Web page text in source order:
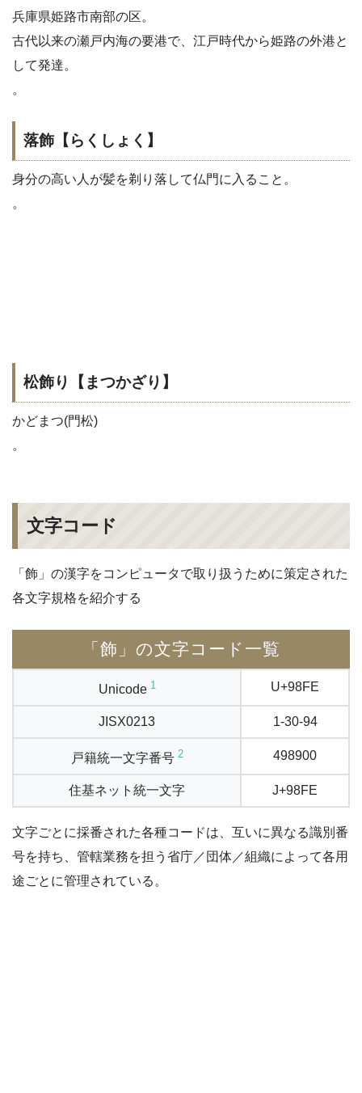
兵庫県姫路市南部の区。
古代以来の瀬戸内海の要港で、江戸時代から姫路の外港と
して発達。
。
落飾【らくしょく】
身分の高い人が髪を剃り落して仏門に入ること。
。
松飾り【まつかざり】
かどまつ(門松)
。
文字コード
「飾」の漢字をコンピュータで取り扱うために策定された
各文字規格を紹介する
「飾」の文字コード一覧
Unicode 1 U+98FE
JISX0213 1-30-94
戸籍統一文字番号 2 498900
住基ネット統一文字 J+98FE
文字ごとに採番された各種コードは、互いに異なる識別番
号を持ち、管轄業務を担う省庁／団体／組織によって各用
途ごとに管理されている。